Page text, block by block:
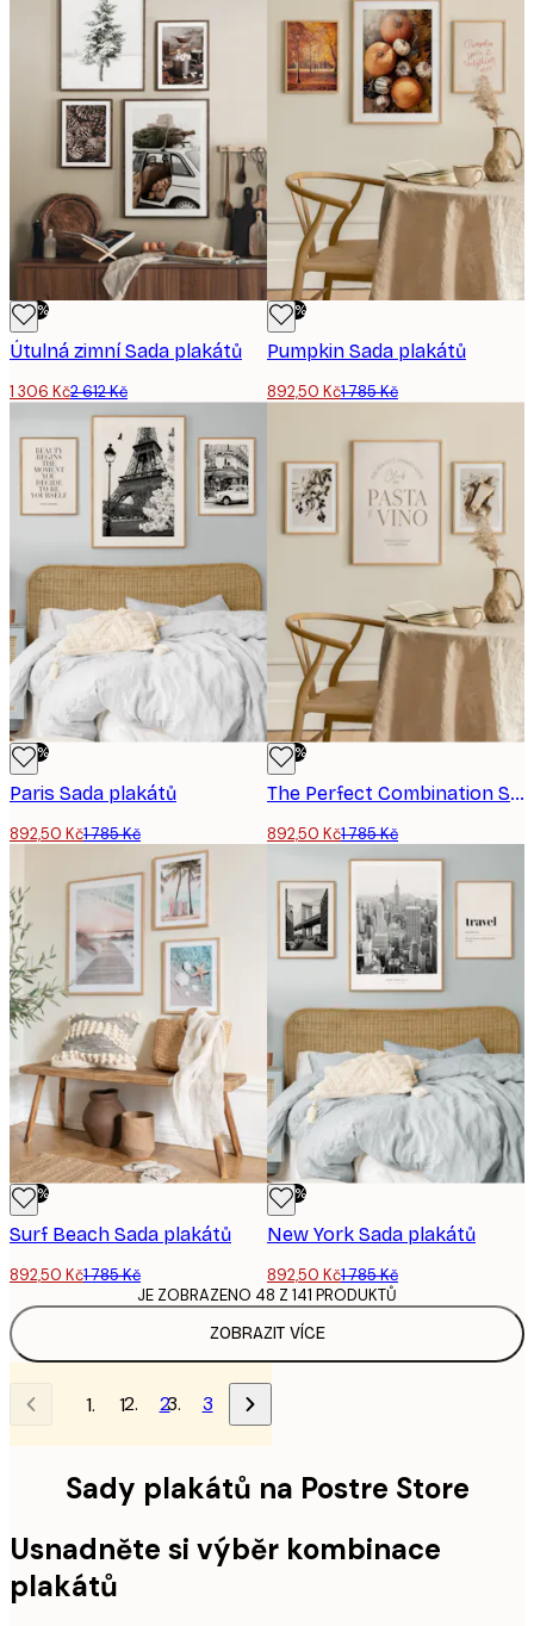
-50%
Útulná zimní Sada plakátů
1 306 Kč2 612 Kč
-50%
Pumpkin Sada plakátů
892,50 Kč1 785 Kč
-50%
Paris Sada plakátů
892,50 Kč1 785 Kč
-50%
The Perfect Combination Sada plakátů
892,50 Kč1 785 Kč
-50%
Surf Beach Sada plakátů
892,50 Kč1 785 Kč
-50%
New York Sada plakátů
892,50 Kč1 785 Kč
ZOBRAZIT VÍCE
JE ZOBRAZENO 48 Z 141 PRODUKTŮ
1 2 3
Sady plakátů na Postre Store
Usnadněte si výběr kombinace
plakátů